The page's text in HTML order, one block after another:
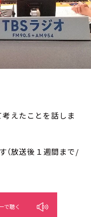
考えたことを話しま
（放送後１週間まで/
で聴く